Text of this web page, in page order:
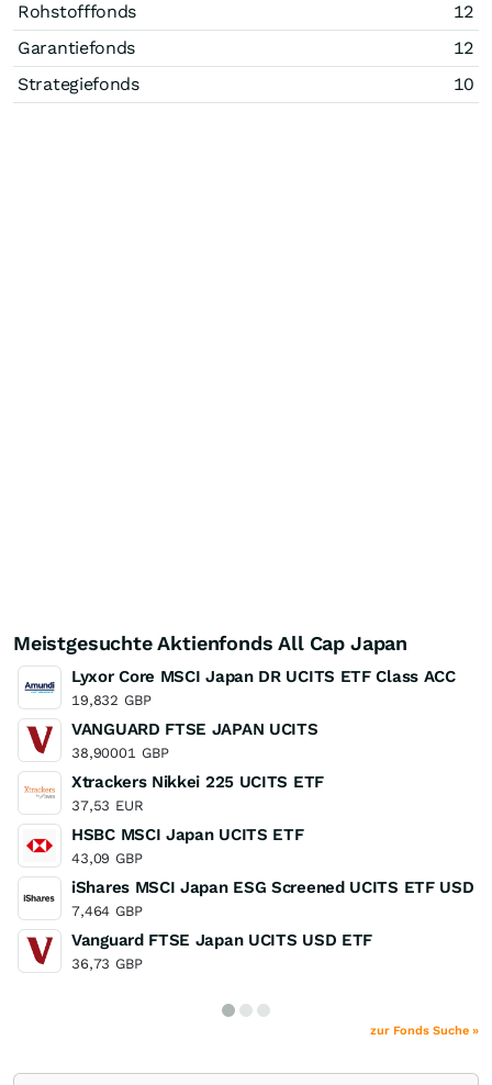
Rohstofffonds
12
Garantiefonds
12
Strategiefonds
10
Meistgesuchte Aktienfonds All Cap Japan
Lyxor Core MSCI Japan DR UCITS ETF Class ACC
19,832 GBP
VANGUARD FTSE JAPAN UCITS
38,90001 GBP
Xtrackers Nikkei 225 UCITS ETF
37,53 EUR
HSBC MSCI Japan UCITS ETF
43,09 GBP
iShares MSCI Japan ESG Screened UCITS ETF USD
7,464 GBP
Vanguard FTSE Japan UCITS USD ETF
36,73 GBP
zur Fonds Suche »